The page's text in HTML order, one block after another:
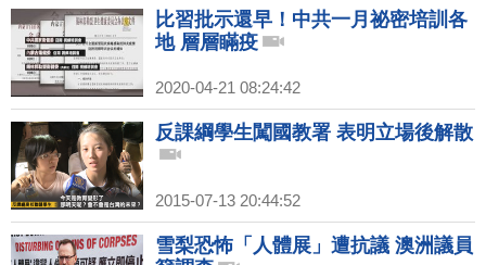
比習批示還早！中共一月祕密培訓各
地 層層瞞疫
2020-04-21 08:24:42
反課綱學生闖國教署 表明立場後解散
2015-07-13 20:44:52
雪梨恐怖「人體展」遭抗議 澳洲議員